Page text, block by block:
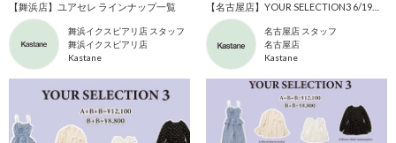
【舞浜店】ユアセレ ラインナップ一覧
舞浜イクスピアリ店 スタッフ
舞浜イクスピアリ店
Kastane
【名古屋店】YOUR SELECTION3 6/19〜6/22開催！ラインナップ紹介！
名古屋店 スタッフ
名古屋店
Kastane